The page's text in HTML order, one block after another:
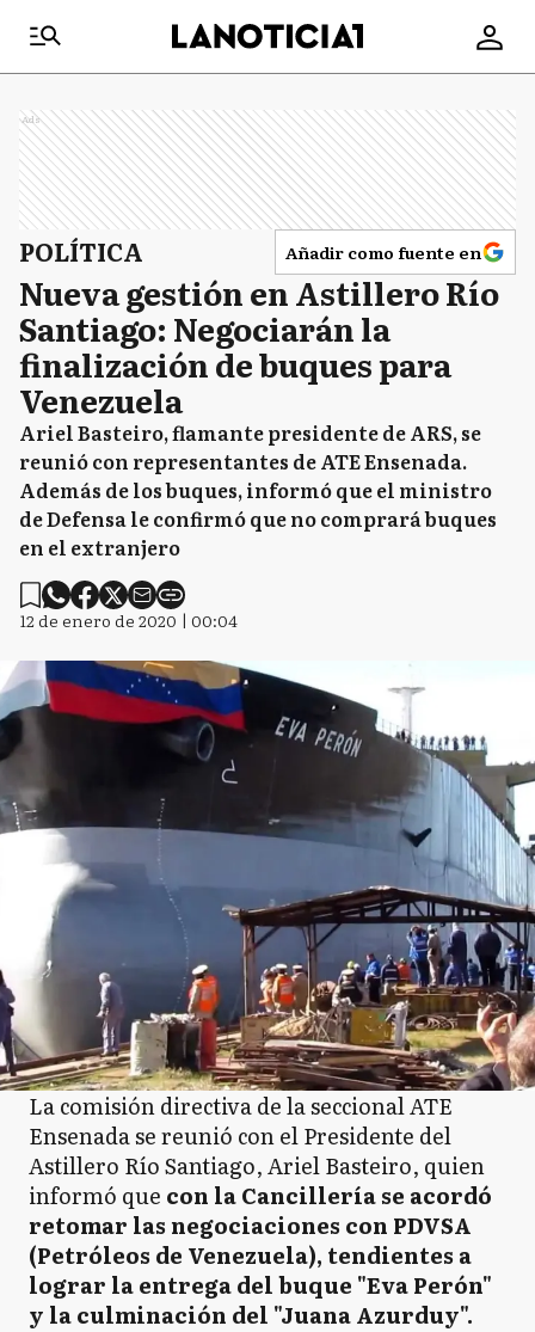
Ads
POLÍTICA Añadir como fuente en
Nueva gestión en Astillero Río
Santiago: Negociarán la
finalización de buques para
Venezuela
Ariel Basteiro, flamante presidente de ARS, se
reunió con representantes de ATE Ensenada.
Además de los buques, informó que el ministro
de Defensa le confirmó que no comprará buques
en el extranjero
12 de enero de 2020 | 00:04
La comisión directiva de la seccional ATE
Ensenada se reunió con el Presidente del
Astillero Río Santiago, Ariel Basteiro, quien
informó que con la Cancillería se acordó
retomar las negociaciones con PDVSA
(Petróleos de Venezuela), tendientes a
lograr la entrega del buque "Eva Perón"
y la culminación del "Juana Azurduy".